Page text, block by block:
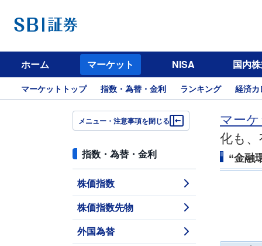
ホーム マーケット NISA 国内
マーケットトップ 指数・為替・金利 ランキング 経済
メニュー・注意事項を閉じる
指数・為替・金利
株価指数
株価指数先物
外国為替
マー
化も、
“金融